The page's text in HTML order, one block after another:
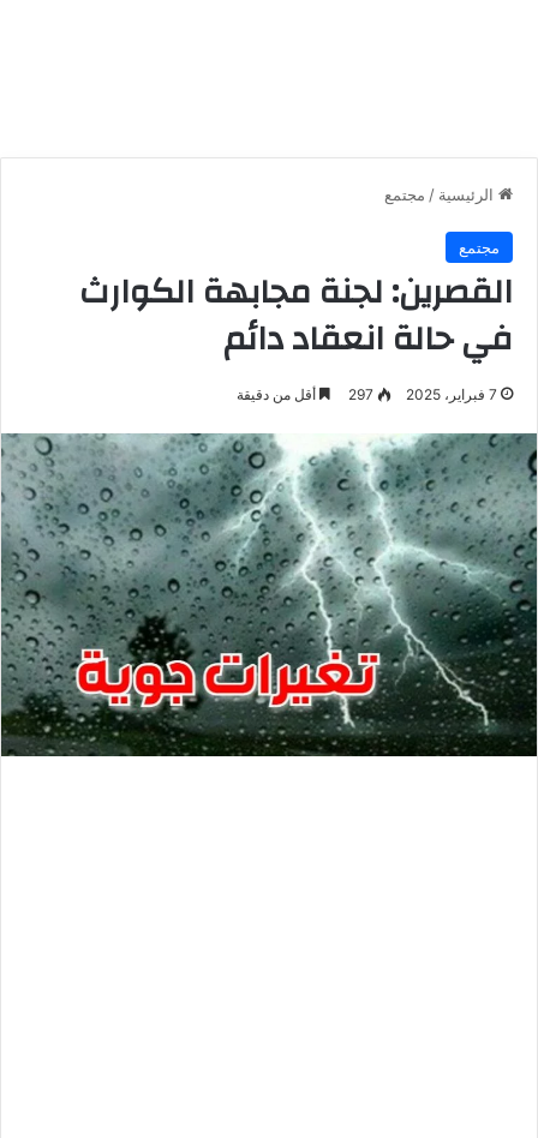
الرئيسية / مجتمع
مجتمع
القصرين: لجنة مجابهة الكوارث
في حالة انعقاد دائم
7 فبراير، 2025 297 أقل من دقيقة